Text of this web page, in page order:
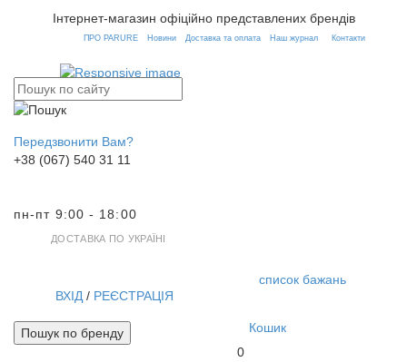
Інтернет-магазин офіційно представлених брендів
ПРО PARURE Новини Доставка та оплата Наш журнал Контакти
Передзвонити Вам?
+38 (067) 540 31 11
пн-пт 9:00 - 18:00
ДОСТАВКА ПО УКРАЇНІ
список бажань
ВХІД / РЕЄСТРАЦІЯ
Кошик
0
Пошук по бренду